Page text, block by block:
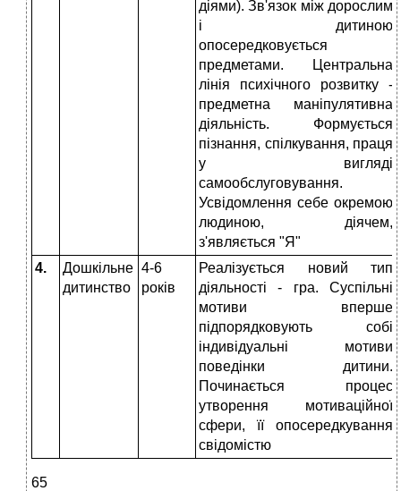
діями). Зв'язок між дорослим
і дитиною
опосередковується
предметами. Центральна
лінія психічного розвитку -
предметна маніпулятивна
діяльність. Формується
пізнання, спілкування, праця
у вигляді
самообслуговування.
Усвідомлення себе окремою
людиною, діячем,
з'являється "Я"
4.
Дошкільне
дитинство
4-6
років
Реалізується новий тип
діяльності - гра. Суспільні
мотиви вперше
підпорядковують собі
індивідуальні мотиви
поведінки дитини.
Починається процес
утворення мотиваційної
сфери, її опосередкування
свідомістю
65